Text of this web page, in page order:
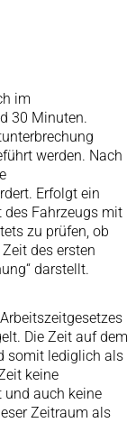
im
30 Minuten.
werden. Nach
Erfolgt ein
des Fahrzeugs mit
zu prüfen, ob
des ersten
darstellt.
Die Zeit auf dem
somit lediglich als
keine
und auch keine
Zeitraum als